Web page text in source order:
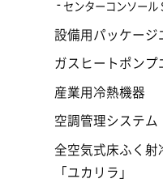
センターコンソール
設備用パッケージ
ガスヒートポンプ
産業用冷熱機器
空調管理システム
全空気式床ふく射
「ユカリラ」